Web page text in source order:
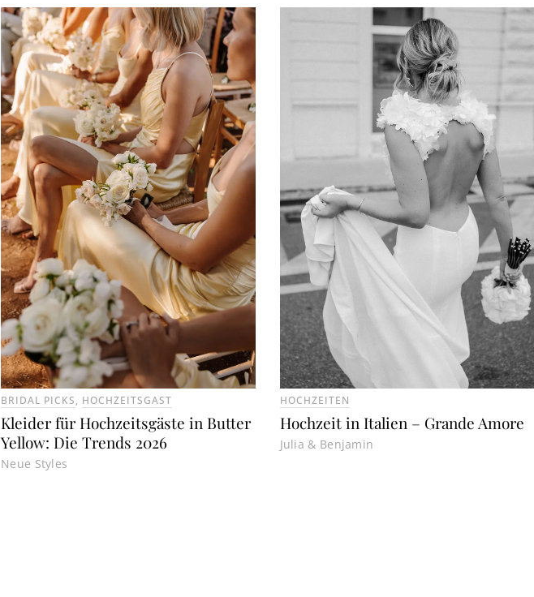
BRIDAL PICKS, HOCHZEITSGAST
Kleider für Hochzeitsgäste in Butter
Yellow: Die Trends 2026
Neue Styles
HOCHZEITEN
Hochzeit in Italien – Grande Amore
Julia & Benjamin